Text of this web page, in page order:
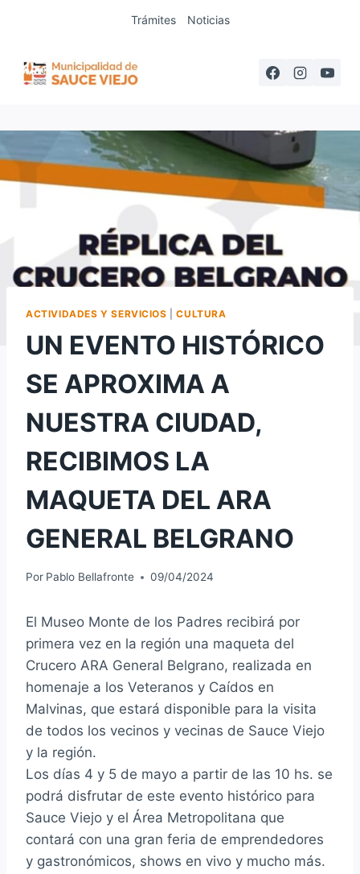
Trámites Noticias
ACTIVIDADES Y SERVICIOS |CULTURA
UN EVENTO HISTÓRICO
SE APROXIMA A
NUESTRA CIUDAD,
RECIBIMOS LA
MAQUETA DEL ARA
GENERAL BELGRANO
Por Pablo Bellafronte 09/04/2024
El Museo Monte de los Padres recibirá por
primera vez en la región una maqueta del
Crucero ARA General Belgrano, realizada en
homenaje a los Veteranos y Caídos en
Malvinas, que estará disponible para la visita
de todos los vecinos y vecinas de Sauce Viejo
y la región.
Los días 4 y 5 de mayo a partir de las 10 hs. se
podrá disfrutar de este evento histórico para
Sauce Viejo y el Área Metropolitana que
contará con una gran feria de emprendedores
y gastronómicos, shows en vivo y mucho más.